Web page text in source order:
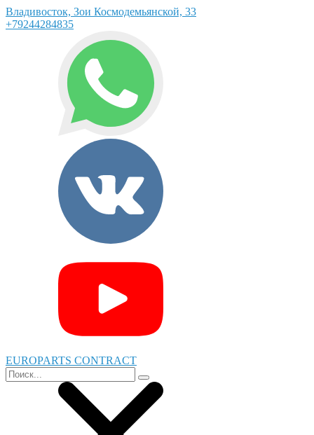
Владивосток, Зои Космодемьянской, 33
+79244284835
EUROPARTS CONTRACT